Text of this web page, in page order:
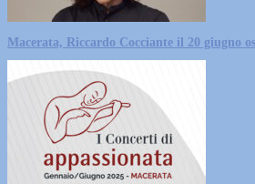
Macerata, Riccardo Cocciante il 20 giugno